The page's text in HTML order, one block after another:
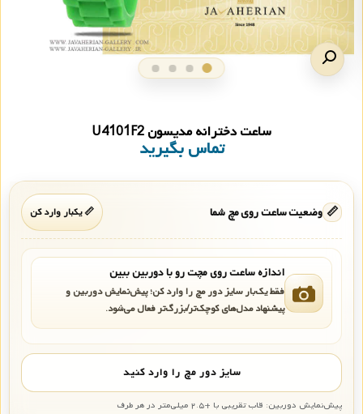
ساعت دخترانه مدیسون U4101F2
تماس بگیرید
📏 وضعیت ساعت روی مچ شما 📏 یکبار وارد کن
اندازه ساعت روی مچت رو با دوربین ببین
فقط یک‌بار سایز دور مچ را وارد کن؛ پیش‌نمایش دوربین و
پیشنهاد مدل‌های کوچک‌تر/بزرگ‌تر فعال می‌شود.
سایز دور مچ را وارد کنید
پیش‌نمایش دوربین: قاب تقریبی با +۲.۵ میلی‌متر در هر طرف